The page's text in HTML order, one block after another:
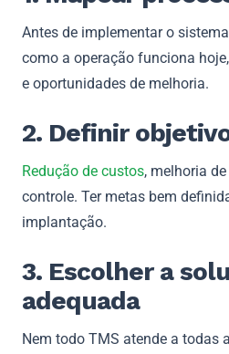
Antes de implementar o
como a operação funciona
e oportunidades de melhoria.
2. Definir
Redução de custos, melhoria
controle. Ter metas bem
implantação.
3. Escolher a
adequada
Nem todo TMS atende a todas